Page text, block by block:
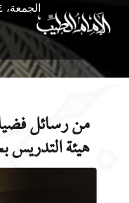
الجمعة، ٢٤ صفر ١٤٤٨ هـ - ۷ أغسطس ۲۰۲٦ م
من رسائل
هيئة التدريس